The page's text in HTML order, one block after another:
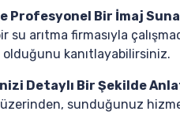
Profesyonel Bir İmaj
su arıtma firmasıyla
kanıtlayabilirsiniz.
Detaylı Bir Şekilde
sunduğunuz